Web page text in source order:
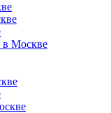
в Москве